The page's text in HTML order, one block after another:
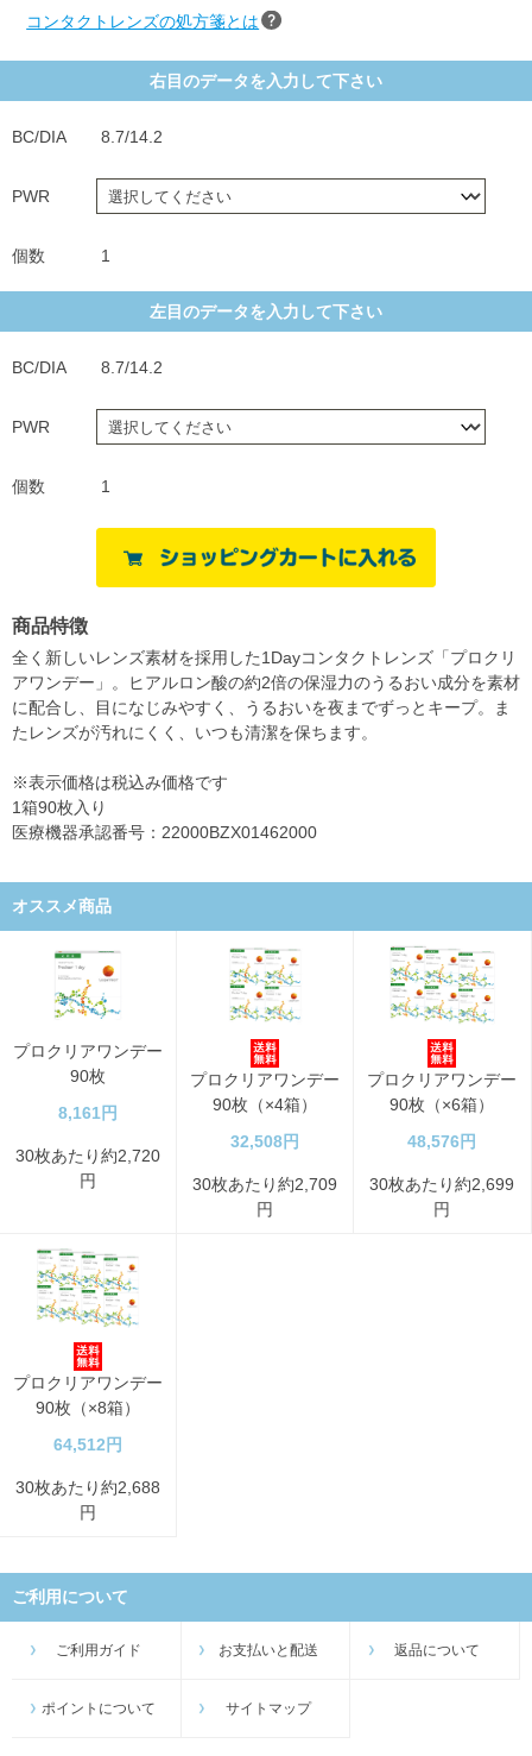
コンタクトレンズの処方箋とは
右目のデータを入力して下さい
BC/DIA 8.7/14.2
PWR
個数 1
左目のデータを入力して下さい
BC/DIA 8.7/14.2
PWR
個数 1
商品特徴
全く新しいレンズ素材を採用した1Dayコンタクトレンズ「プロクリ
アワンデー」。ヒアルロン酸の約2倍の保湿力のうるおい成分を素材
に配合し、目になじみやすく、うるおいを夜までずっとキープ。ま
たレンズが汚れにくく、いつも清潔を保ちます。
※表示価格は税込み価格です
1箱90枚入り
医療機器承認番号：22000BZX01462000
オススメ商品
プロクリアワンデー
90枚
8,161円
30枚あたり約2,720
円
プロクリアワンデー
90枚（×4箱）
32,508円
30枚あたり約2,709
円
プロクリアワンデー
90枚（×6箱）
48,576円
30枚あたり約2,699
円
プロクリアワンデー
90枚（×8箱）
64,512円
30枚あたり約2,688
円
ご利用について
ご利用ガイド お支払いと配送 返品について
ポイントについて サイトマップ